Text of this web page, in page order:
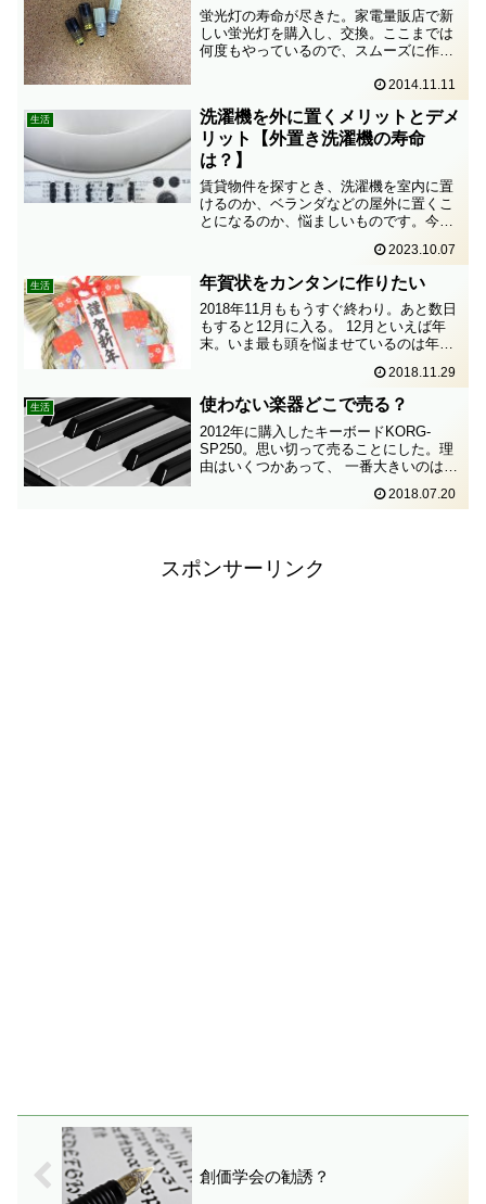
蛍光灯の寿命が尽きた。家電量販店で新
しい蛍光灯を購入し、交換。ここまでは
何度もやっているので、スムーズに作業
灯しない。蛍光灯の不良品かと思って、
る。不良品ということではな...
2014.11.11
生活
洗濯機を外に置くメリットとデメ
リット【外置き洗濯機の寿命
は？】
賃貸物件を探すとき、洗濯機を室内に置
けるのか、ベランダなどの屋外に置くこ
とになるのか、悩ましいものです。今回
に置く利点と欠点について考えてみまし
ょう。洗濯機を室内に置く利点次に、洗
濯機置き場が室内である場...
2023.10.07
生活 年賀状をカンタンに作りたい
2018年11月ももうすぐ終わり。あと数日
もすると12月に入る。 12月といえば年
末。いま最も頭を悩ませているのは年賀
ここ数年考え続けている。年賀状やめた
い。年賀状をやめたい……。ただ、大変
お世話になった...
2018.11.29
生活 使わない楽器どこで売る？
2012年に購入したキーボードKORG-
SP250。思い切って売ることにした。理
由はいくつかあって、 一番大きいのは部
もあまりしていないので、もう少し小さ
2018.07.20
スポンサーリンク
創価学会の勧誘？